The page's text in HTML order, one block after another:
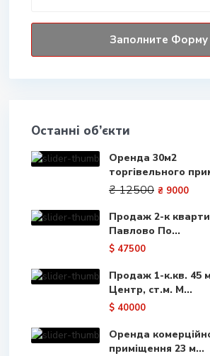
Останні об’єкти
Оренда 30м2
торгівельного
₴ 12500 ₴ 9000
Продаж 2-к
Павлово По...
$ 47500
Продаж 1-к.кв. 45
Центр, ст.м. М...
$ 40000
Оренда
приміщення 23 м...